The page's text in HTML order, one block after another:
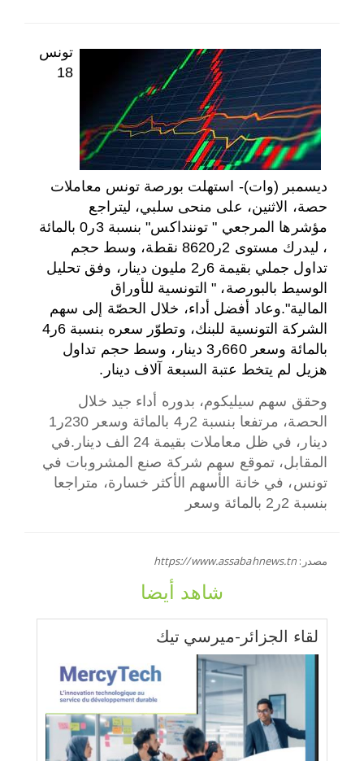
تونس
18
ديسمبر (وات)- استهلت بورصة تونس معاملات
حصة، الاثنين، على منحى سلبي، ليتراجع
مؤشرها المرجعي " توننداكس" بنسبة 3ر0 بالمائة
، ليدرك مستوى 2ر8620 نقطة، وسط حجم
تداول جملي بقيمة 6ر2 مليون دينار، وفق تحليل
الوسيط بالبورصة، " التونسية للأوراق
المالية".وعاد أفضل أداء، خلال الحصّة إلى سهم
الشركة التونسية للبنك، وتطوّر سعره بنسبة 6ر4
بالمائة وسعر 660ر3 دينار، وسط حجم تداول
هزيل لم يتخط عتبة السبعة آلاف دينار.
وحقق سهم سيليكوم، بدوره أداء جيد خلال
الحصة، مرتفعا بنسبة 2ر4 بالمائة وسعر 230ر1
دينار، في ظل معاملات بقيمة 24 الف دينار.
في
المقابل، تموقع سهم شركة صنع المشروبات في
تونس، في خانة الأسهم الأكثر خسارة، متراجعا
بنسبة 2ر2 بالمائة وسعر
مصدر: https://www.assabahnews.tn
شاهد أيضا
لقاء الجزائر-ميرسي تيك